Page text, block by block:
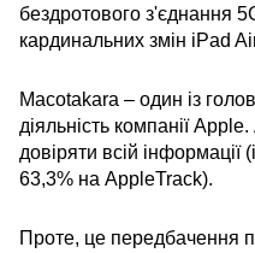
бездротового з'єднання
кардинальних змін iPad
Macotakara – один із
діяльність компанії
довіряти всій інформації
63,3% на AppleTrack).
Проте, це передбачення